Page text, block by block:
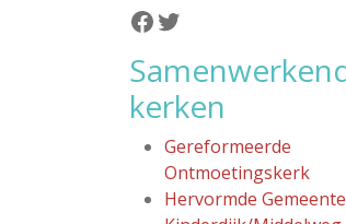
Facebook
Twitter
kerken
Gereformeerde
Ontmoetingskerk
Hervormde Gemeente